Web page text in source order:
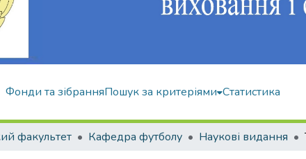
Фонди та зібранняПошук за критеріями Статистика
факультет Кафедра футболу Наукові видання